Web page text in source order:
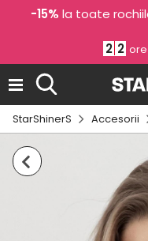
-15% la toate
2 2 ore
StarShinerS Accesorii